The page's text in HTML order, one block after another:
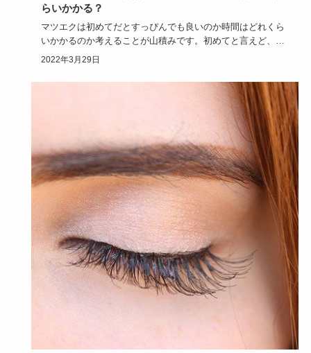
らいかかる？
マツエクは初めてだとすっぴんでも良いのか時間はどれくら
いかかるのか考えることが山積みです。初めてと言えど、失
敗をして恥ずか…
2022年3月29日